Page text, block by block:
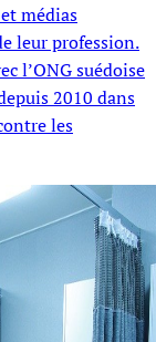
médias
leur profession.
l’ONG suédoise
2010 dans
les